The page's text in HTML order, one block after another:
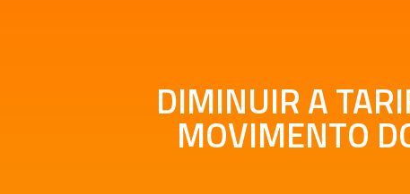
DIMINUIR A
MOVIMENTO